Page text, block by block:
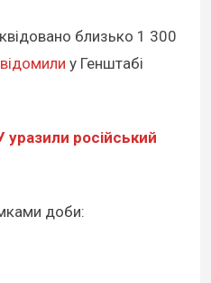
близько 1 300
у Генштабі
уразили російський
доби: